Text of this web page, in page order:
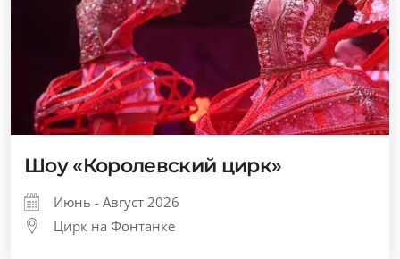
Шоу «Королевский цирк»
Июнь - Август 2026
Цирк на Фонтанке